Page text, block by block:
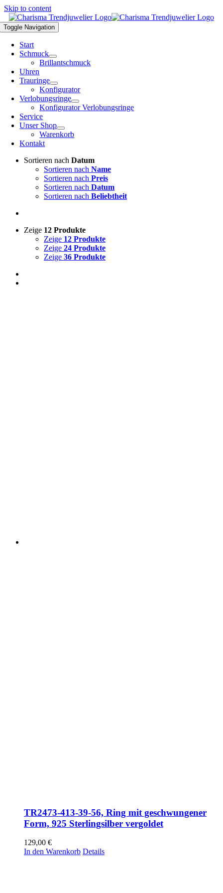
Skip to content
Toggle Navigation
Start
Schmuck
Brillantschmuck
Uhren
Trauringe
Konfigurator
Verlobungsringe
Konfigurator Verlobungsringe
Service
Unser Shop
Warenkorb
Kontakt
Sortieren nach Datum
Sortieren nach Name
Sortieren nach Preis
Sortieren nach Datum
Sortieren nach Beliebtheit
Zeige 12 Produkte
Zeige 12 Produkte
Zeige 24 Produkte
Zeige 36 Produkte
TR2473-413-39-56, Ring mit geschwungener
Form, 925 Sterlingsilber vergoldet
129,00 €
In den Warenkorb Details